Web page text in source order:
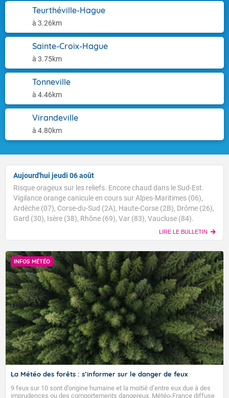
Teurthéville-Hague
à 3.26km
Sainte-Croix-Hague
à 3.75km
Tonneville
à 4.46km
Virandeville
à 4.80km
Aujourd'hui jeudi 06 août
Risque orageux sur les reliefs. Encore chaud dans le Sud-Est.
Vigilance orange canicule en cours sur Alpes-Maritimes (06),
Ardèche (07), Corse-du-Sud (2A), Haute-Corse (2B), Drôme (26),
Gard (30), Isère (38), Rhône (69), Var (83), Vaucluse (84).
LIRE LE BULLETIN
INFOS MÉTÉO
La Météo des forêts : s’informer sur le danger de feux
9 feux sur 10 sont d’origine humaine et la moitié d’entre eux due à des
imprudences ou des comportements dangereux. Météo-France diffuse